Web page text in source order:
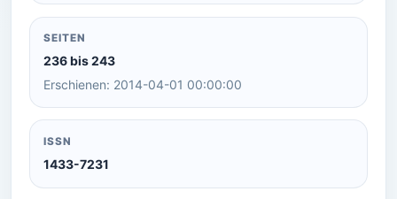
SEITEN
236 bis 243
Erschienen: 2014-04-01 00:00:00
ISSN
1433-7231